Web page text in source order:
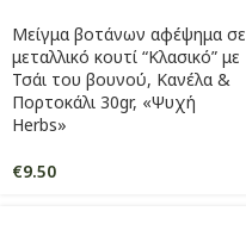
Μείγμα βοτάνων αφέψημα σε
μεταλλικό κουτί “Κλασικό” με
Τσάι του βουνού, Κανέλα &
Πορτοκάλι 30gr, «Ψυχή
Herbs»
€9.50